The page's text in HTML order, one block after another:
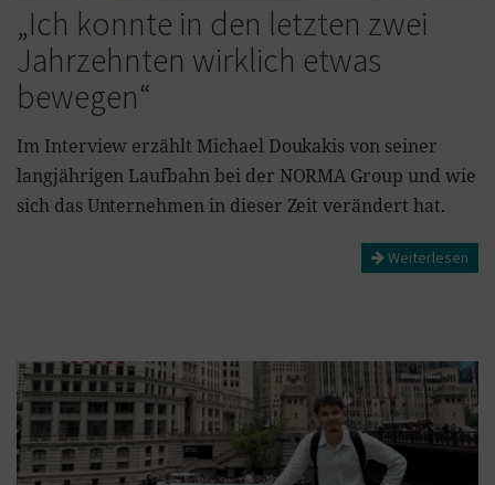
„Ich konnte in den letzten zwei
Jahrzehnten wirklich etwas
bewegen“
Im Interview erzählt Michael Doukakis von seiner
langjährigen Laufbahn bei der NORMA Group und wie
sich das Unternehmen in dieser Zeit verändert hat.
Weiterlesen